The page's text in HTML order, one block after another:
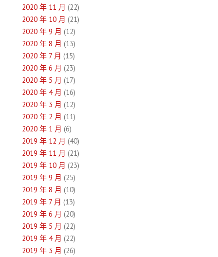
2020 年 11 月 (22)
2020 年 10 月 (21)
2020 年 9 月 (12)
2020 年 8 月 (13)
2020 年 7 月 (15)
2020 年 6 月 (23)
2020 年 5 月 (17)
2020 年 4 月 (16)
2020 年 3 月 (12)
2020 年 2 月 (11)
2020 年 1 月 (6)
2019 年 12 月 (40)
2019 年 11 月 (21)
2019 年 10 月 (23)
2019 年 9 月 (25)
2019 年 8 月 (10)
2019 年 7 月 (13)
2019 年 6 月 (20)
2019 年 5 月 (22)
2019 年 4 月 (22)
2019 年 3 月 (26)